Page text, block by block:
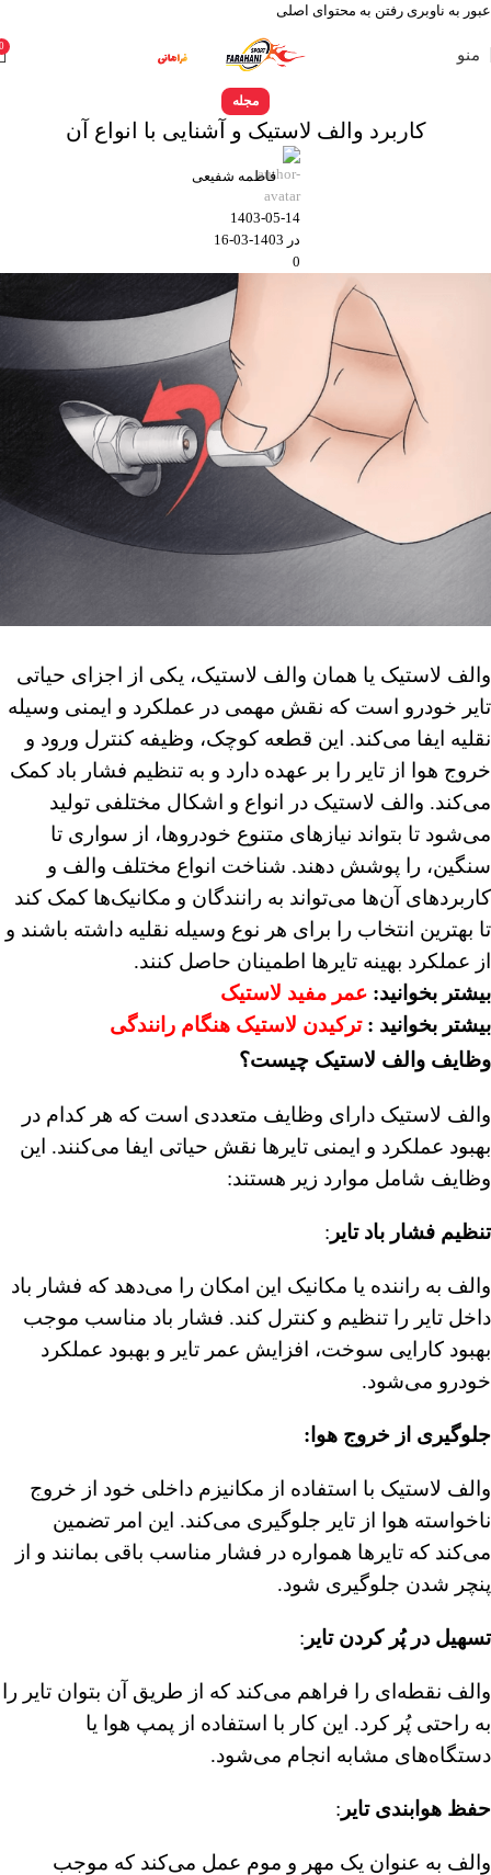
عبور به ناوبری رفتن به محتوای اصلی
منو
مجله
کاربرد والف لاستیک و آشنایی با انواع آن
فاطمه شفیعی
1403-05-14
در 1403-03-16
0
والف لاستیک یا همان والف لاستیک، یکی از اجزای حیاتی
تایر خودرو است که نقش مهمی در عملکرد و ایمنی وسیله
نقلیه ایفا می‌کند. این قطعه کوچک، وظیفه کنترل ورود و
خروج هوا از تایر را بر عهده دارد و به تنظیم فشار باد کمک
می‌کند. والف‌ لاستیک در انواع و اشکال مختلفی تولید
می‌شود تا بتواند نیازهای متنوع خودروها، از سواری تا
سنگین، را پوشش دهند. شناخت انواع مختلف والف و
کاربردهای آن‌ها می‌تواند به رانندگان و مکانیک‌ها کمک کند
تا بهترین انتخاب را برای هر نوع وسیله نقلیه داشته باشند و
از عملکرد بهینه تایرها اطمینان حاصل کنند.
بیشتر بخوانید: عمر مفید لاستیک
بیشتر بخوانید :ترکیدن لاستیک هنگام رانندگی
وظایف والف لاستیک چیست؟
والف لاستیک دارای وظایف متعددی است که هر کدام در
بهبود عملکرد و ایمنی تایرها نقش حیاتی ایفا می‌کنند. این
وظایف شامل موارد زیر هستند:
تنظیم فشار باد تایر :
والف به راننده یا مکانیک این امکان را می‌دهد که فشار باد
داخل تایر را تنظیم و کنترل کند. فشار باد مناسب موجب
بهبود کارایی سوخت، افزایش عمر تایر و بهبود عملکرد
خودرو می‌شود.
جلوگیری از خروج هوا:
والف لاستیک با استفاده از مکانیزم داخلی خود از خروج
ناخواسته هوا از تایر جلوگیری می‌کند. این امر تضمین
می‌کند که تایرها همواره در فشار مناسب باقی بمانند و از
پنچر شدن جلوگیری شود.
تسهیل در پُر کردن تایر :
والف نقطه‌ای را فراهم می‌کند که از طریق آن بتوان تایر را
به راحتی پُر کرد. این کار با استفاده از پمپ هوا یا
دستگاه‌های مشابه انجام می‌شود.
حفظ هوابندی تایر :
والف به عنوان یک مهر و موم عمل می‌کند که موجب